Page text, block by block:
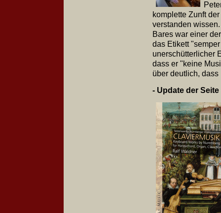
komplette Zunft
verstanden
Bares war einer
das Etikett
unerschütterlicher
dass er "keine
über deutlich,
- Update der